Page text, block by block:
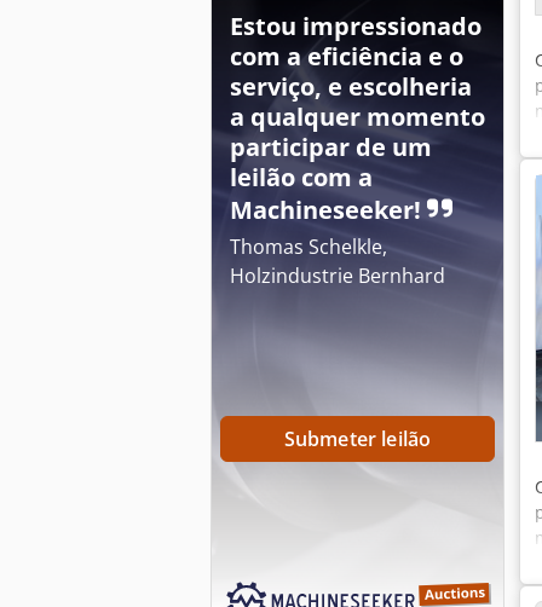
Estou impressionado
com a eficiência e o
serviço, e escolheria
a qualquer momento
participar de um
leilão com a
Machineseeker!
Thomas Schelkle,
Holzindustrie Bernhard
Submeter leilão